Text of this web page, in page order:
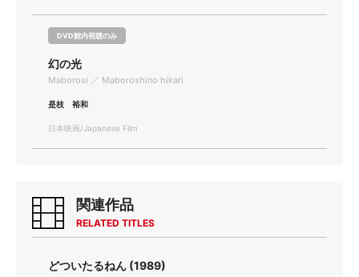
DVD館内視聴のみ
幻の光
Maborosi ／ Maboroshino hikari
是枝 裕和
日本映画/Japanese Film
関連作品
RELATED TITLES
どついたるねん (1989)